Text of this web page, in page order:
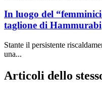
In luogo del
taglione di Hammurabi
Stante il persistente
una...
Articoli dello